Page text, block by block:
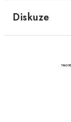
Diskuze